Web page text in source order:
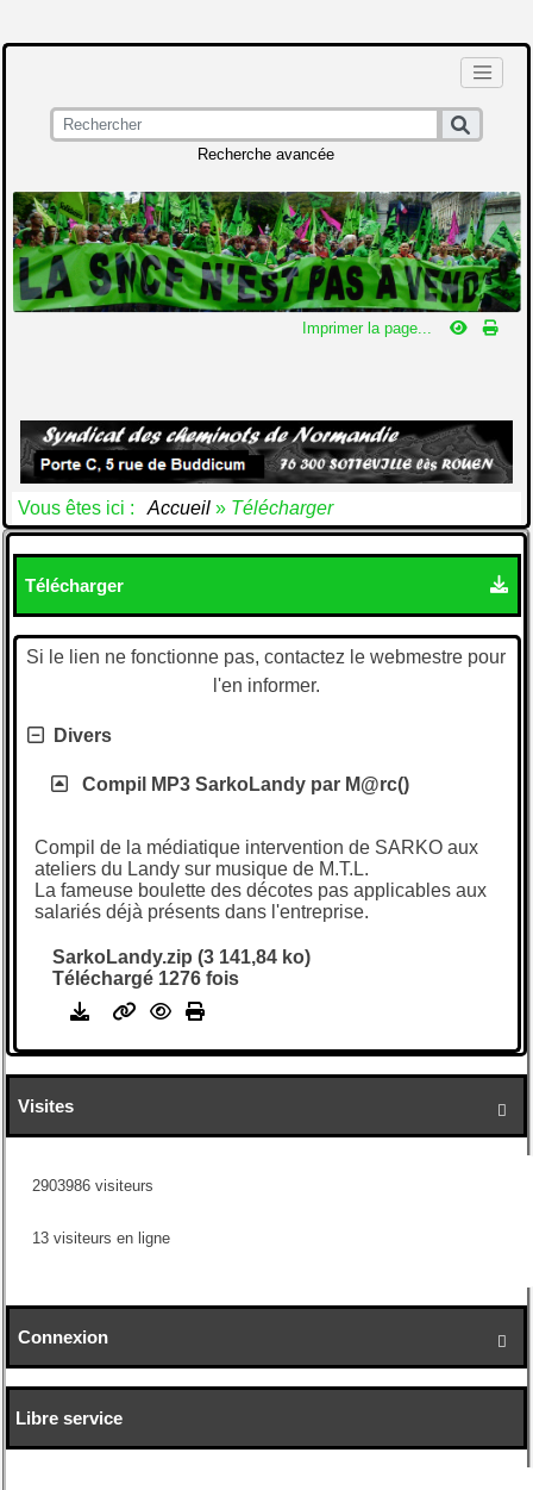
Recherche avancée
Imprimer la page...
Vous êtes ici : Accueil » Télécharger

Visites
2903986 visiteurs
13 visiteurs en ligne

Connexion
Libre service
Télécharger
Si le lien ne fonctionne pas, contactez le webmestre pour
l'en informer.
Divers
Compil MP3 SarkoLandy par M@rc()
Compil de la médiatique intervention de SARKO aux
ateliers du Landy sur musique de M.T.L.
La fameuse boulette des décotes pas applicables aux
salariés déjà présents dans l'entreprise.
SarkoLandy.zip (3 141,84 ko)
Téléchargé 1276 fois